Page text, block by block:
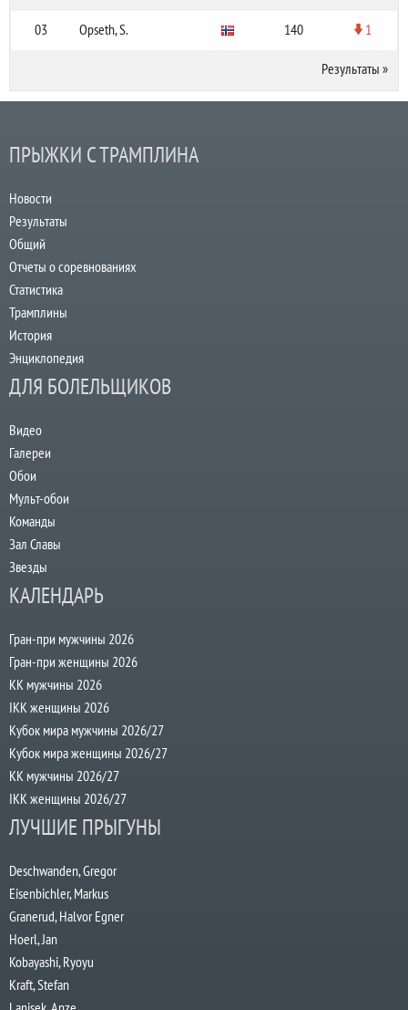
03 Opseth, S. 140 1
Результаты »
ПРЫЖКИ С ТРАМПЛИНА
Новости
Результаты
Общий
Отчеты о соревнованиях
Статистика
Трамплины
История
Энциклопедия
ДЛЯ БОЛЕЛЬЩИКОВ
Видео
Галереи
Обои
Мульт-обои
Команды
Зал Славы
Звезды
КАЛЕНДАРЬ
Гран-при мужчины 2026
Гран-при женщины 2026
КК мужчины 2026
IKK женщины 2026
Кубок мира мужчины 2026/27
Кубок мира женщины 2026/27
КК мужчины 2026/27
IKK женщины 2026/27
ЛУЧШИЕ ПРЫГУНЫ
Deschwanden, Gregor
Eisenbichler, Markus
Granerud, Halvor Egner
Hoerl, Jan
Kobayashi, Ryoyu
Kraft, Stefan